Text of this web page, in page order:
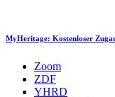
MyHeritage: Kostenloser
Zoom
ZDF
YHRD